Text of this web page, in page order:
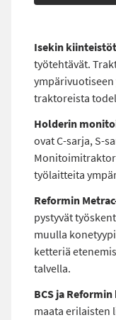
Isekin
työtehtävät.
traktoreista
Holderin
ovat C-sarja, S-
työlaitteita
Reformin
pystyvät
muulla
ketteriä
talvella.
BCS ja
maata erilaisten